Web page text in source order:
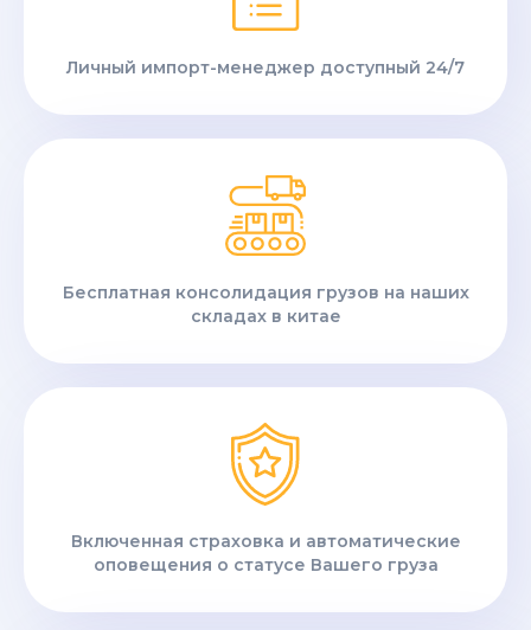
Личный импорт-менеджер доступный 24/7
Бесплатная консолидация грузов на наших
складах в китае
Включенная страховка и автоматические
оповещения о статусе Вашего груза